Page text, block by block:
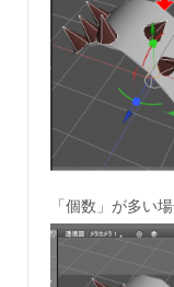
「個数」が多い